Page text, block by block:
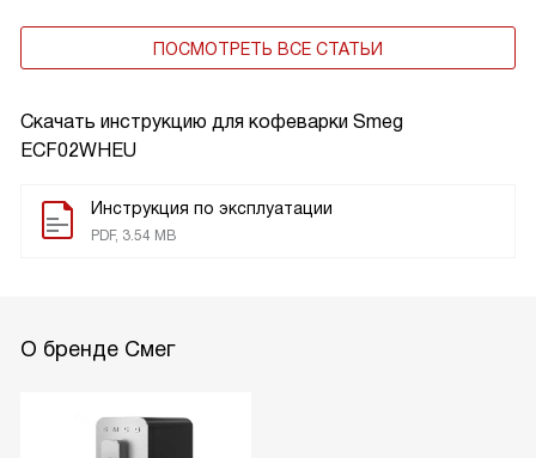
Скачать инструкцию для кофеварки Smeg
ECF02WHEU
Инструкция по эксплуатации
PDF, 3.54 MB
ПОСМОТРЕТЬ ВСЕ СТАТЬИ
О бренде Смег